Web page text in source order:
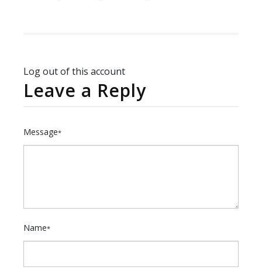
Log out of this account
Leave a Reply
Message*
Name*